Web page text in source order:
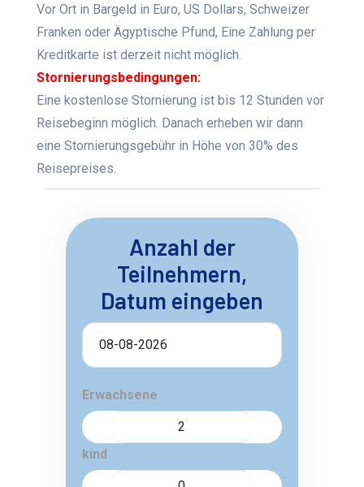
Vor Ort in Bargeld in Euro, US Dollars, Schweizer
Franken oder Ägyptische Pfund, Eine Zahlung per
Kreditkarte ist derzeit nicht möglich.
Stornierungsbedingungen:
Eine kostenlose Stornierung ist bis 12 Stunden vor
Reisebeginn möglich. Danach erheben wir dann
eine Stornierungsgebühr in Höhe von 30% des
Reisepreises.
Anzahl der
Teilnehmern,
Datum eingeben
Erwachsene
kind